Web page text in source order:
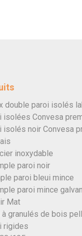
double paroi isolés
isolées Convesa
isolés noir Convesa
inoxydable
paroi noir
paroi bleui mince
paroi mince
Mat
à granulés de bois
rigides